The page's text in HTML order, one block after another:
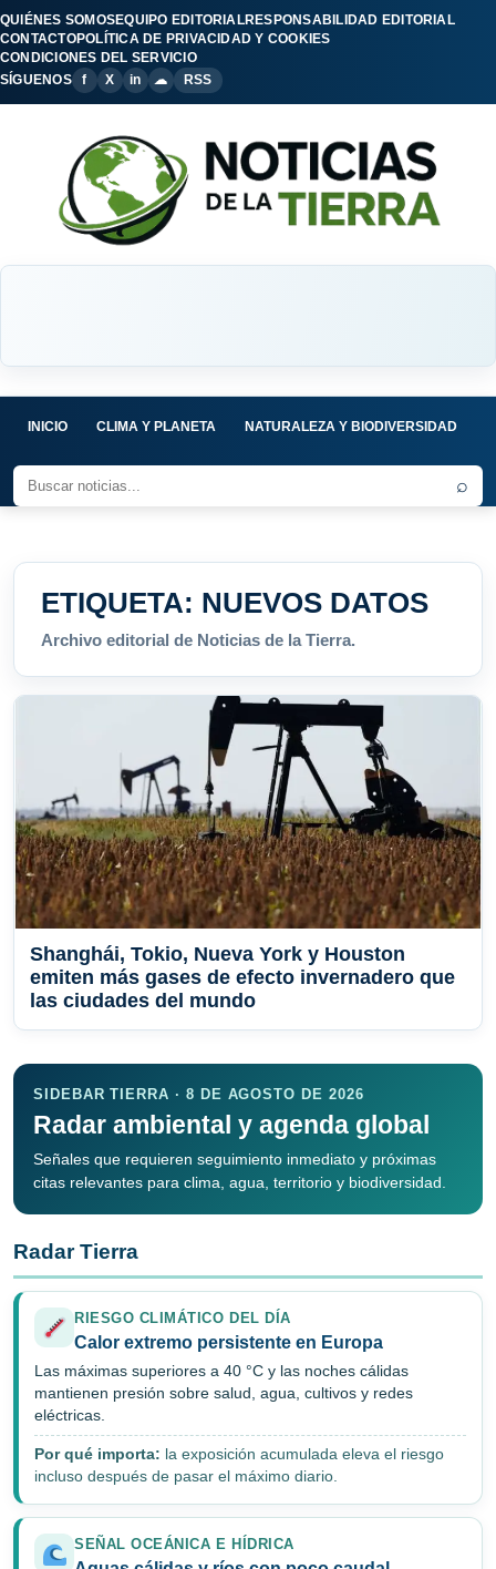
QUIÉNES SOMOSEQUIPO EDITORIALRESPONSABILIDAD EDITORIAL
CONTACTOPOLÍTICA DE PRIVACIDAD Y COOKIES
CONDICIONES DEL SERVICIO
SÍGUENOS
f X in ☁ RSS
INICIO CLIMA Y PLANETA NATURALEZA Y BIODIVERSIDAD
⌕
ETIQUETA: NUEVOS DATOS
Archivo editorial de Noticias de la Tierra.
Shanghái, Tokio, Nueva York y Houston
emiten más gases de efecto invernadero que
las ciudades del mundo
SIDEBAR TIERRA · 8 DE AGOSTO DE 2026
Radar ambiental y agenda global
Señales que requieren seguimiento inmediato y próximas
citas relevantes para clima, agua, territorio y biodiversidad.
Radar Tierra
RIESGO CLIMÁTICO DEL DÍA
Calor extremo persistente en Europa
Las máximas superiores a 40 °C y las noches cálidas
mantienen presión sobre salud, agua, cultivos y redes
eléctricas.
Por qué importa: la exposición acumulada eleva el riesgo
incluso después de pasar el máximo diario.
SEÑAL OCEÁNICA E HÍDRICA